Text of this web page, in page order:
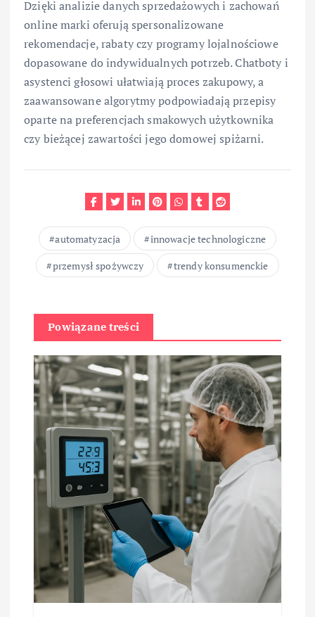
Dzięki analizie danych sprzedażowych i zachowań
online marki oferują spersonalizowane
rekomendacje, rabaty czy programy lojalnościowe
dopasowane do indywidualnych potrzeb. Chatboty i
asystenci głosowi ułatwiają proces zakupowy, a
zaawansowane algorytmy podpowiadają przepisy
oparte na preferencjach smakowych użytkownika
czy bieżącej zawartości jego domowej spiżarni.
automatyzacja
innowacje technologiczne
przemysł spożywczy
trendy konsumenckie
Powiązane treści